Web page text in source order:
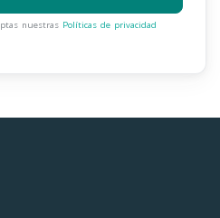
nuestras Políticas de privacidad